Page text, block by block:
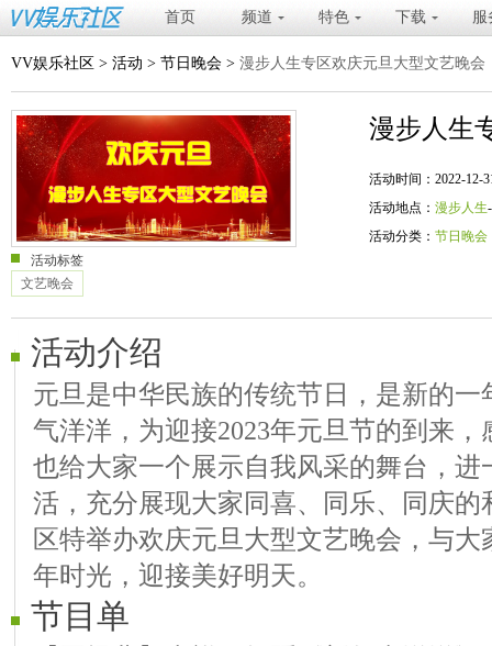
首页 频道 特色 下载 服
VV娱乐社区 > 活动 > 节日晚会 > 漫步人生专区欢庆元旦大型文艺晚会
漫步人生
活动时间：2022-12-
活动地点： 漫步人生
活动分类： 节日晚会
活动标签
文艺晚会
活动介绍
元旦是中华民族的传统节日，是新的
气洋洋，为迎接2023年元旦节的到来
也给大家一个展示自我风采的舞台，进
活，充分展现大家同喜、同乐、同庆
区特举办欢庆元旦大型文艺晚会，与
年时光，迎接美好明天。
节目单